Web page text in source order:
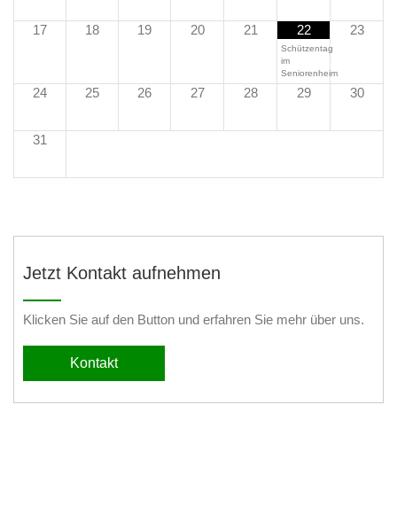
17 18 19 20 21 22
Schützentag
im
Seniorenheim
23
24 25 26 27 28 29 30
31
Jetzt Kontakt aufnehmen
Klicken Sie auf den Button und erfahren Sie mehr über uns.
Kontakt